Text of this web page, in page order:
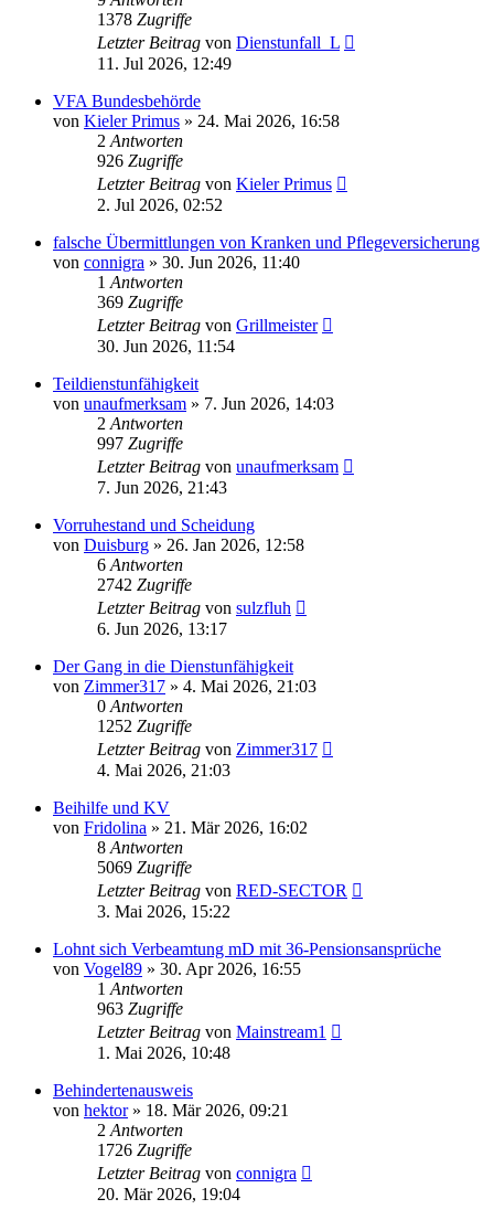
1378 Zugriffe
Letzter Beitrag von Dienstunfall_L
11. Jul 2026, 12:49
VFA Bundesbehörde
von Kieler Primus » 24. Mai 2026, 16:58
2 Antworten
926 Zugriffe
Letzter Beitrag von Kieler Primus
2. Jul 2026, 02:52
falsche Übermittlungen von Kranken und Pflegeversicherung
von connigra » 30. Jun 2026, 11:40
1 Antworten
369 Zugriffe
Letzter Beitrag von Grillmeister
30. Jun 2026, 11:54
Teildienstunfähigkeit
von unaufmerksam » 7. Jun 2026, 14:03
2 Antworten
997 Zugriffe
Letzter Beitrag von unaufmerksam
7. Jun 2026, 21:43
Vorruhestand und Scheidung
von Duisburg » 26. Jan 2026, 12:58
6 Antworten
2742 Zugriffe
Letzter Beitrag von sulzfluh
6. Jun 2026, 13:17
Der Gang in die Dienstunfähigkeit
von Zimmer317 » 4. Mai 2026, 21:03
0 Antworten
1252 Zugriffe
Letzter Beitrag von Zimmer317
4. Mai 2026, 21:03
Beihilfe und KV
von Fridolina » 21. Mär 2026, 16:02
8 Antworten
5069 Zugriffe
Letzter Beitrag von RED-SECTOR
3. Mai 2026, 15:22
Lohnt sich Verbeamtung mD mit 36-Pensionsansprüche
von Vogel89 » 30. Apr 2026, 16:55
1 Antworten
963 Zugriffe
Letzter Beitrag von Mainstream1
1. Mai 2026, 10:48
Behindertenausweis
von hektor» 18. Mär 2026, 09:21
2 Antworten
1726 Zugriffe
Letzter Beitrag von connigra
20. Mär 2026, 19:04